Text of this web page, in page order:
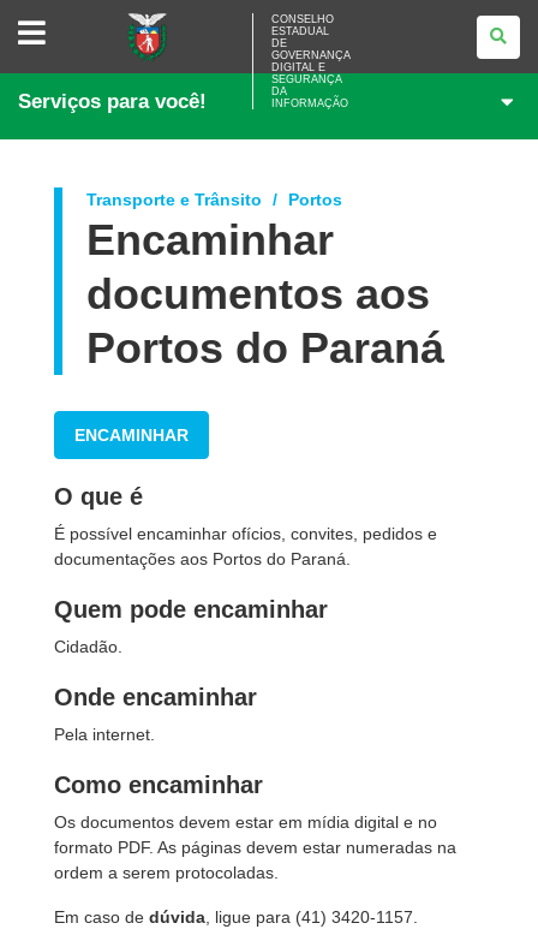
CONSELHO
ESTADUAL
GOVERNANÇA
E
DA
CONSELHO
ESTADUAL
DE
GOVERNANÇA
DIGITAL E
SEGURANÇA
DA
INFORMAÇÃO
Serviços para você!
Transporte e Trânsito Portos
Encaminhar
documentos aos
Portos do Paraná
ENCAMINHAR
O que é
É possível encaminhar ofícios, convites, pedidos e
documentações aos Portos do Paraná.
Quem pode encaminhar
Cidadão.
Onde encaminhar
Pela internet.
Como encaminhar
Os documentos devem estar em mídia digital e no
formato PDF. As páginas devem estar numeradas na
ordem a serem protocoladas.
Em caso de dúvida , ligue para (41) 3420-1157.